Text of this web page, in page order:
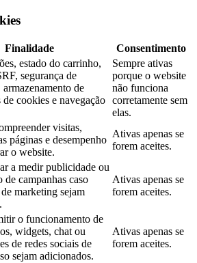
Finalidade Consentimento
estado do carrinho,
segurança de
de
de cookies e navegação
Sempre ativas
porque o website
não funciona
corretamente sem
elas.
visitas,
páginas e desempenho
o website.
Ativas apenas se
forem aceites.
a medir publicidade ou
de campanhas caso
marketing sejam
Ativas apenas se
forem aceites.
o funcionamento de
widgets, chat ou
de redes sociais de
sejam adicionados.
Ativas apenas se
forem aceites.